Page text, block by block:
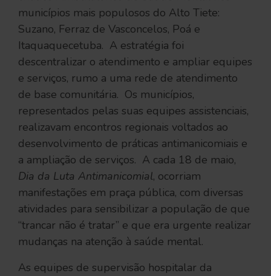
municípios mais populosos do Alto Tiete:
Suzano, Ferraz de Vasconcelos, Poá e
Itaquaquecetuba. A estratégia foi
descentralizar o atendimento e ampliar equipes
e serviços, rumo a uma rede de atendimento
de base comunitária. Os municípios,
representados pelas suas equipes assistenciais,
realizavam encontros regionais voltados ao
desenvolvimento de práticas antimanicomiais e
a ampliação de serviços. A cada 18 de maio,
Dia da Luta Antimanicomial, ocorriam
manifestações em praça pública, com diversas
atividades para sensibilizar a população de que
“trancar não é tratar” e que era urgente realizar
mudanças na atenção à saúde mental.
As equipes de supervisão hospitalar da